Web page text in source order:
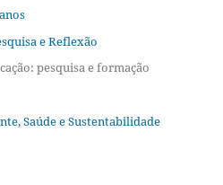
e Reflexão
pesquisa e formação
Saúde e Sustentabilidade